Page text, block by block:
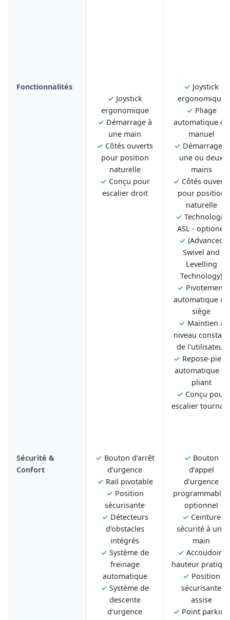
Fonctionnalités
✓ Joystick
ergonomique
✓ Démarrage à
une main
✓ Côtés ouverts
pour position
naturelle
✓ Conçu pour
escalier droit
✓ Joystick
ergonomique
✓ Pliage
automatique ou
manuel
✓ Démarrage à
une ou deux
mains
✓ Côtés ouverts
pour position
naturelle
✓ Technologie
ASL - optionel
✓ (Advanced
Swivel and
Levelling
Technology)
✓ Pivotement
automatique du
siège
✓ Maintien à
niveau constant
de l'utilisateur
✓ Repose-pieds
automatique et
pliant
✓ Conçu pour
escalier
Sécurité &
Confort
✓ Bouton d’arrêt
d’urgence
✓ Rail pivotable
✓ Position
sécurisante
✓ Détecteurs
d'obstacles
intégrés
✓ Système de
freinage
automatique
✓ Système de
descente
d’urgence
✓ Bouton
d’appel
d’urgence
programmable -
optionnel
✓ Ceinture
sécurité à une
main
✓ Accoudoirs
hauteur
✓ Position
sécurisante
assise
✓ Point parking